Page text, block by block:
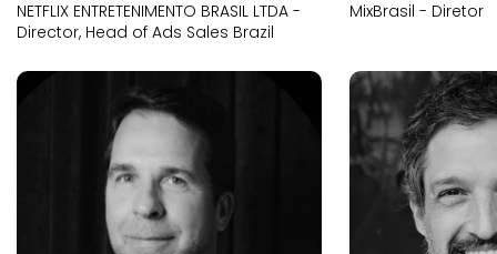
NETFLIX ENTRETENIMENTO BRASIL LTDA -
Director, Head of Ads Sales Brazil
MixBrasil - Diretor